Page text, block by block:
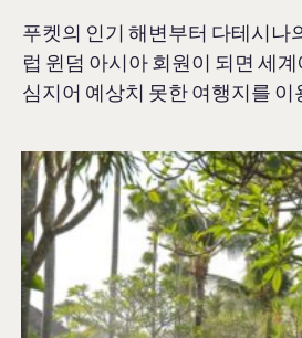
푸켓의 인기 해변부터 다테시나
럽 윈덤 아시아 회원이 되면 세
심지어 예상치 못한 여행지를 이